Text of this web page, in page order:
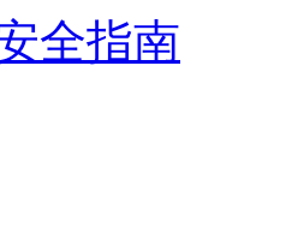
全指南